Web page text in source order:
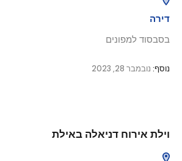
דירה
בסבסוד למפונים
נוסף: נובמבר 28, 2023
וילת אירוח דניאלה באילת